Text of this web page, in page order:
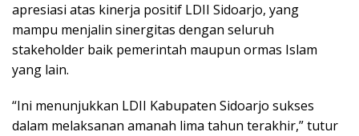
apresiasi atas kinerja positif LDII Sidoarjo, yang
mampu menjalin sinergitas dengan seluruh
stakeholder baik pemerintah maupun ormas Islam
yang lain.
“Ini menunjukkan LDII Kabupaten Sidoarjo sukses
dalam melaksanan amanah lima tahun terakhir,” tutur